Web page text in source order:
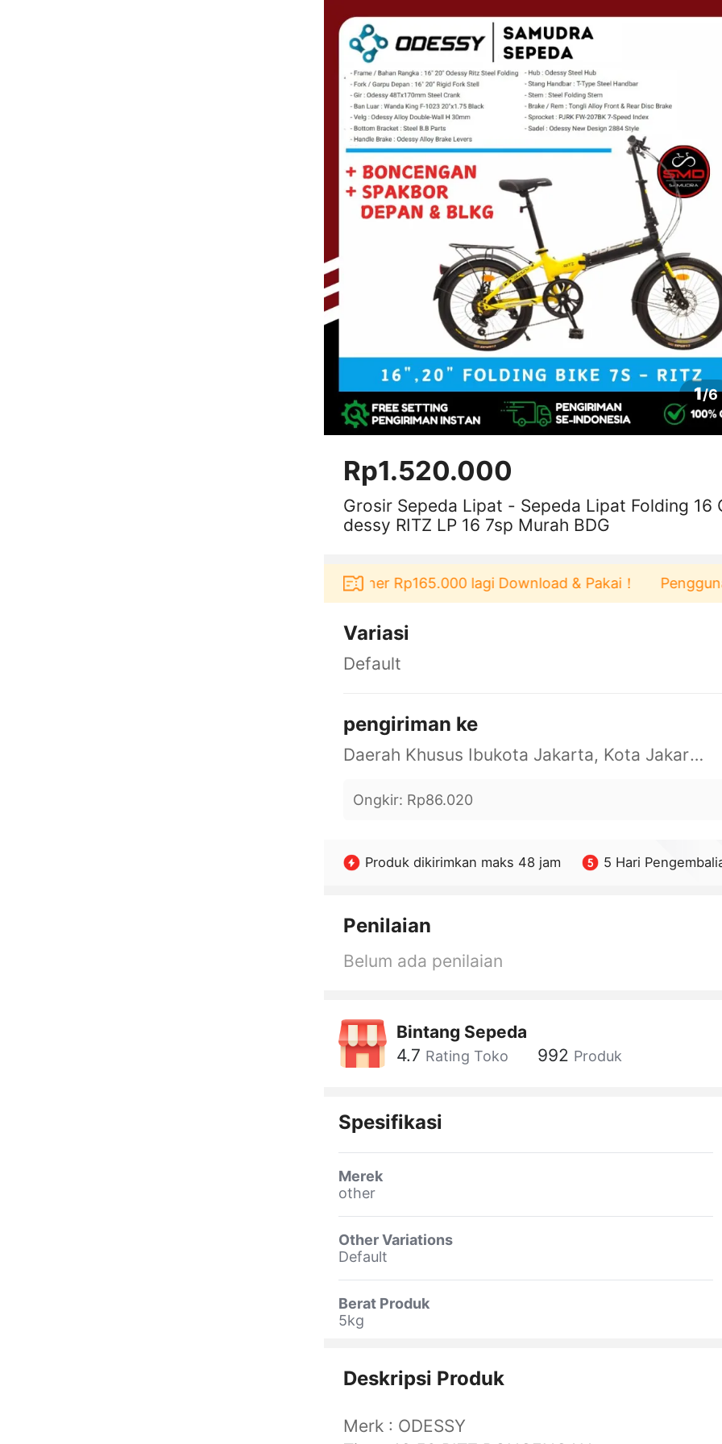
1/6
Rp1.520.000
Grosir Sepeda Lipat - Sepeda Lipat Folding 16
dessy RITZ LP 16 7sp Murah BDG
berbelanja di aplikasi Akulaku bisa dapat voucher Rp165.000 lagi Download & Pakai！ Pengguna
Variasi
Default
pengiriman ke
Daerah Khusus Ibukota Jakarta, Kota Jakarta Barat, Cengkareng, yy
Ongkir: Rp86.020
Produk dikirimkan maks 48 jam 5 Hari
Penilaian
Belum ada penilaian
Bintang Sepeda
4.7 Rating Toko 992 Produk
Spesifikasi
Merek
other
Other Variations
Default
Berat Produk
5kg
Deskripsi Produk
Merk : ODESSY